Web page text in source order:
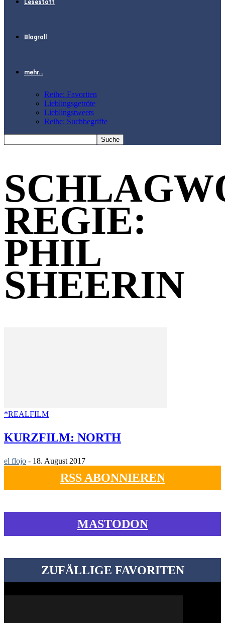
Lesestoff
Blogroll
mehr…
Reihe: Favoriten
Lieblingsgetröte
Lieblingstweets
Reihe: Suchbegriffe
REGIE:
PHIL
SHEERIN
*REALFILM
KURZFILM: NORTH
el flojo - 18. August 2017
RSS ABONNIEREN
MASTODON
ZUFÄLLIGE FAVORITEN